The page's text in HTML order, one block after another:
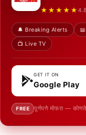
★★★★★
🔔 Breaking Alerts
📺 Live TV
GET IT ON
Google Play
FREE पूर्णपणे मोफत —